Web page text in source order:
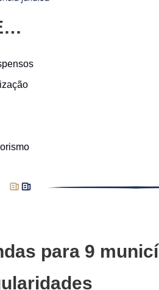
para 9